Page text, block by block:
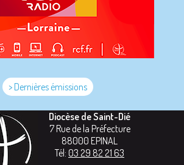
> Dernières émissions
Diocèse de Saint-Dié
7 Rue de la Préfecture
88000 EPINAL
Tél: 03 29 82 21 63